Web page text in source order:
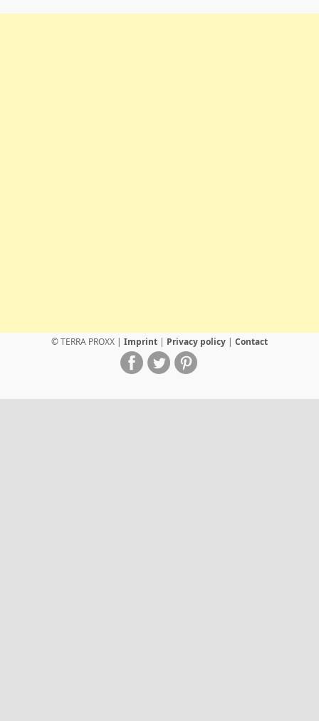
© TERRA PROXX | Imprint | Privacy policy | Contact